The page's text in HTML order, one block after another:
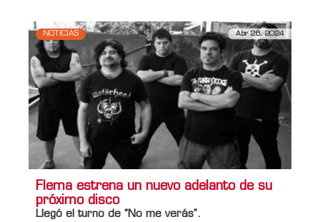
NOTICIAS Abr 26, 2024
Flema estrena un nuevo adelanto de su
próximo disco
Llegó el turno de “No me verás".